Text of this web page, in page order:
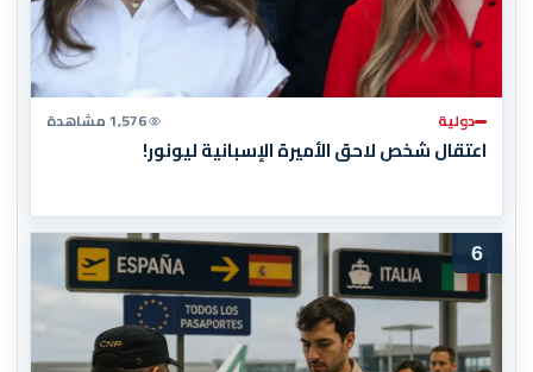
دولية 1,576 مشاهدة
اعتقال شخص لاحق الأميرة الإسبانية ليونور!
6